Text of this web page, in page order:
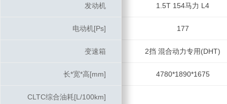
发动机 1.5T 154马力 L4
电动机[Ps] 177
变速箱 2挡 混合动力专用(DHT)
长*宽*高[mm] 4780*1890*1675
CLTC综合油耗[L/100km]
发动机
电动机[Ps]
变速箱
长*宽*高[mm]
CLTC综合油耗[L/100km]